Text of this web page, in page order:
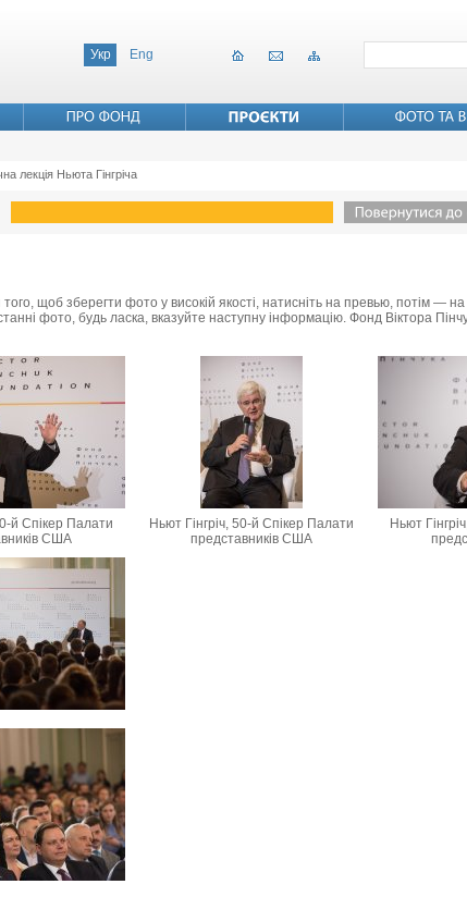
Укр Eng
лекція Ньюта Гінгріча
щоб зберегти фото у високій якості, натисніть на превью, потім —
фото, будь ласка, вказуйте наступну інформацію. Фонд Віктора
й Спікер Палати
США
Ньют Гінгріч, 50-й Спікер Палати
представників США
Ньют